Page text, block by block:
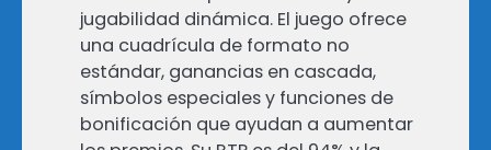
jugabilidad dinámica. El juego ofrece
una cuadrícula de formato no
estándar, ganancias en cascada,
símbolos especiales y funciones de
bonificación que ayudan a aumentar